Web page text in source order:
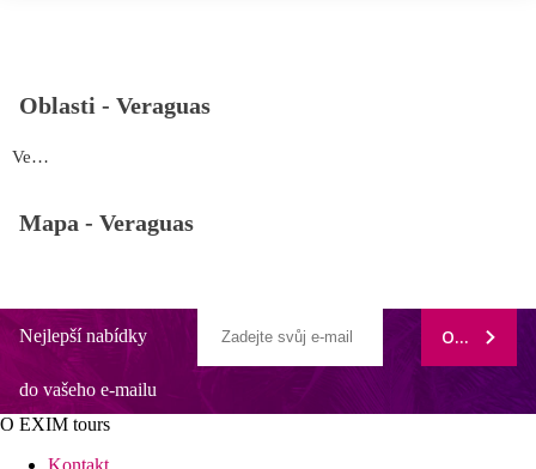
Oblasti - Veraguas
Veraguas
Mapa - Veraguas
Nejlepší nabídky
do vašeho e-mailu
ODEBÍRAT
O EXIM tours
Kontakt